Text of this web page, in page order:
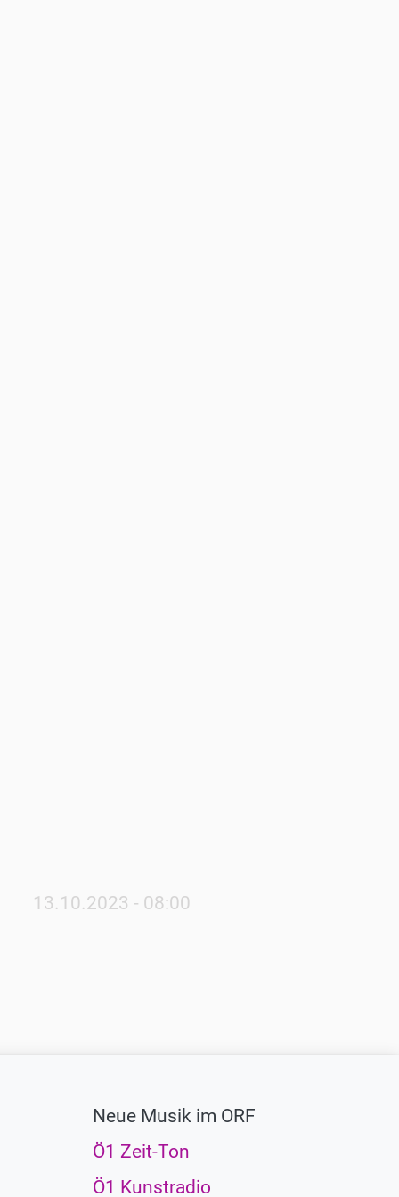
Veröffentlichungsdatum
13.10.2023 - 08:00
Neue Musik im ORF
Ö1 Zeit-Ton
Ö1 Kunstradio